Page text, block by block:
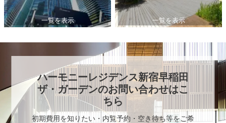
一覧を表示 一覧を表示
ハーモニーレジデンス新宿早稲田
ザ・ガーデンのお問い合わせはこ
ちら
初期費用を知りたい・内覧予約・空き待ち等をご希